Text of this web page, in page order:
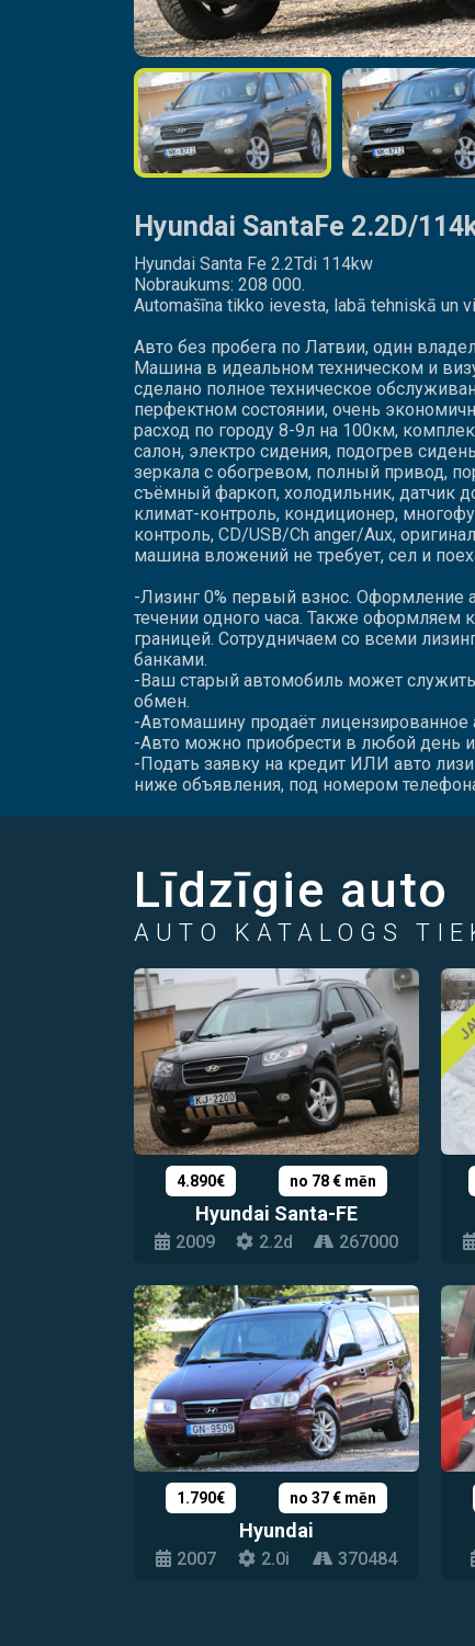
Hyundai SantaFe 2.2D/
Hyundai Santa Fe 2.2Tdi 114kw
Nobraukums: 208 000.
Automašīna tikko ievesta, labā tehniskā un
Авто без пробега по Латвии, один
Машина в идеальном техническом и
сделано полное техническое
перфектном состоянии, очень
расход по городу 8-9л на 100км,
салон, электро сидения, подогрев
зеркала с обогревом, полный привод,
съёмный фаркоп, холодильник, датчик
климат-контроль, кондиционер,
контроль, CD/USB/Ch anger/Aux,
машина вложений не требует, сел и
-Лизинг 0% первый взнос. Оформление
течении одного часа. Также оформляем
границей. Сотрудничаем со всеми
банками.
-Ваш старый автомобиль может
обмен.
-Автомашину продаёт лицензированное
-Авто можно приобрести в любой день
-Подать заявку на кредит ИЛИ авто
ниже объявления, под номером
Līdzīgie auto
AUTO KATALOGS
4.890€ no 78 € mēn
Hyundai Santa-FE
2009 2.2d 267000
1.790€ no 37 € mēn
Hyundai
2007 2.0i 370484